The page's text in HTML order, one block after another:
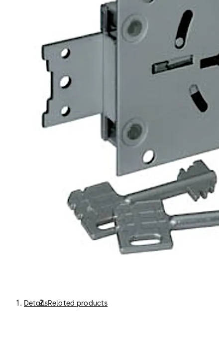
DetailsRelated products